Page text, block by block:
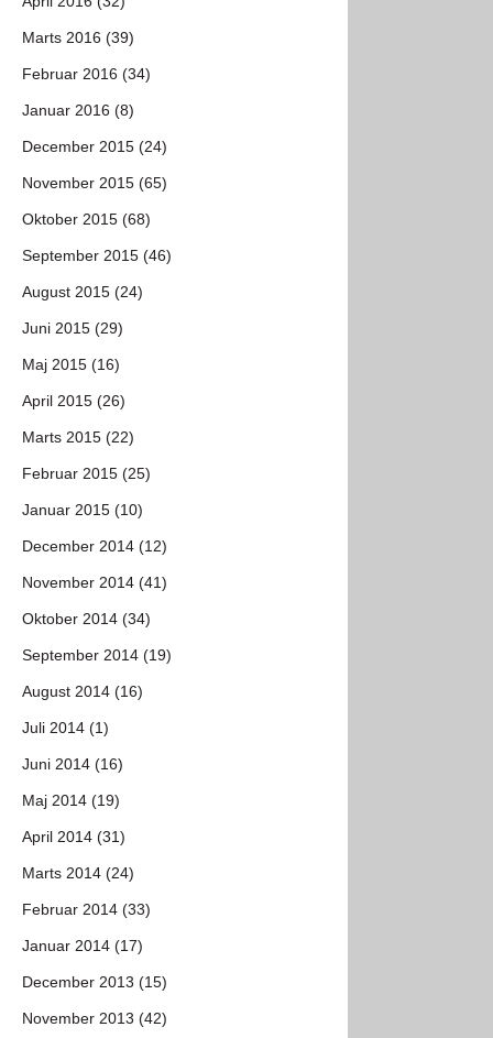
Marts 2016 (39)
Februar 2016 (34)
Januar 2016 (8)
December 2015 (24)
November 2015 (65)
Oktober 2015 (68)
September 2015 (46)
August 2015 (24)
Juni 2015 (29)
Maj 2015 (16)
April 2015 (26)
Marts 2015 (22)
Februar 2015 (25)
Januar 2015 (10)
December 2014 (12)
November 2014 (41)
Oktober 2014 (34)
September 2014 (19)
August 2014 (16)
Juli 2014 (1)
Juni 2014 (16)
Maj 2014 (19)
April 2014 (31)
Marts 2014 (24)
Februar 2014 (33)
Januar 2014 (17)
December 2013 (15)
November 2013 (42)